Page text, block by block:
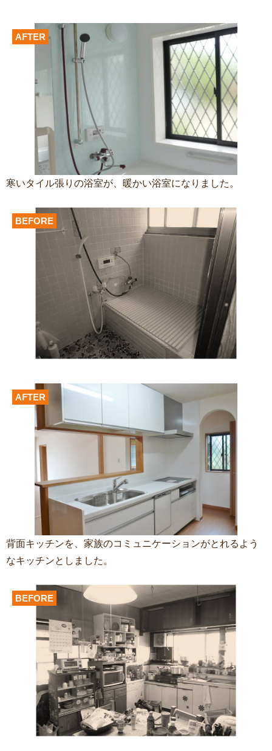
AFTER
寒いタイル張りの浴室が、暖かい浴室になりました。
BEFORE
AFTER
背面キッチンを、家族のコミュニケーションがとれるよう
なキッチンとしました。
BEFORE